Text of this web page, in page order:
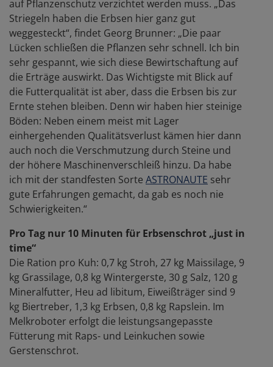
auf Pflanzenschutz verzichtet werden muss. „Das
Striegeln haben die Erbsen hier ganz gut
weggesteckt“, findet Georg Brunner: „Die paar
Lücken schließen die Pflanzen sehr schnell. Ich bin
sehr gespannt, wie sich diese Bewirtschaftung auf
die Erträge auswirkt. Das Wichtigste mit Blick auf
die Futterqualität ist aber, dass die Erbsen bis zur
Ernte stehen bleiben. Denn wir haben hier steinige
Böden: Neben einem meist mit Lager
einhergehenden Qualitätsverlust kämen hier dann
auch noch die Verschmutzung durch Steine und
der höhere Maschinenverschleiß hinzu. Da habe
ich mit der standfesten Sorte ASTRONAUTE sehr
gute Erfahrungen gemacht, da gab es noch nie
Schwierigkeiten.“
Pro Tag nur 10 Minuten für Erbsenschrot „just in
time“
Die Ration pro Kuh: 0,7 kg Stroh, 27 kg Maissilage, 9
kg Grassilage, 0,8 kg Wintergerste, 30 g Salz, 120 g
Mineralfutter, Heu ad libitum, Eiweißträger sind 9
kg Biertreber, 1,3 kg Erbsen, 0,8 kg Rapslein. Im
Melkroboter erfolgt die leistungsangepasste
Fütterung mit Raps- und Leinkuchen sowie
Gerstenschrot.